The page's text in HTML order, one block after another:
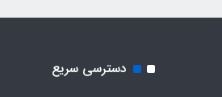
دسترسی سریع